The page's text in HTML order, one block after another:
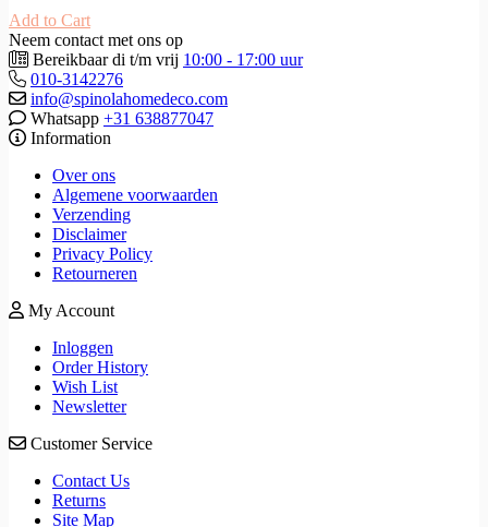
Add to Cart
Neem contact met ons op
Bereikbaar di t/m vrij 10:00 - 17:00 uur
010-3142276
info@spinolahomedeco.com
Whatsapp +31 638877047
Information
Over ons
Algemene voorwaarden
Verzending
Disclaimer
Privacy Policy
Retourneren
My Account
Inloggen
Order History
Wish List
Newsletter
Customer Service
Contact Us
Returns
Site Map